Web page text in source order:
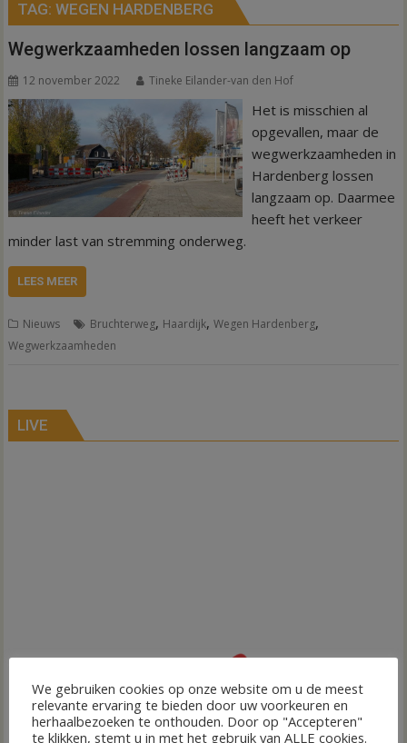
TAG:WEGEN HARDENBERG
Wegwerkzaamheden lossen langzaam op
12 november 2022 Tineke Eilander-van den Hof
Het is misschien al
opgevallen, maar de
wegwerkzaamheden in
Hardenberg lossen
langzaam op. Daarmee
heeft het verkeer
minder last van stremming onderweg.
LEES MEER
Nieuws Bruchterweg, Haardijk,Wegen Hardenberg,
Wegwerkzaamheden
LIVE
We gebruiken cookies op onze website om u de meest
relevante ervaring te bieden door uw voorkeuren en
herhaalbezoeken te onthouden. Door op "Accepteren"
te klikken, stemt u in met het gebruik van ALLE cookies.